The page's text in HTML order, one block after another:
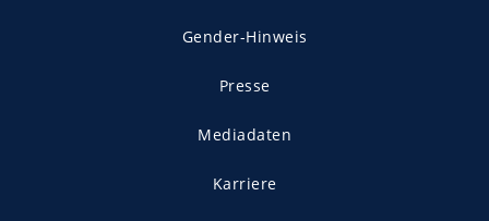
Gender-Hinweis
Presse
Mediadaten
Karriere